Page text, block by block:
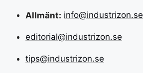
Allmänt: info@industrizon.se
editorial@industrizon.se
tips@industrizon.se